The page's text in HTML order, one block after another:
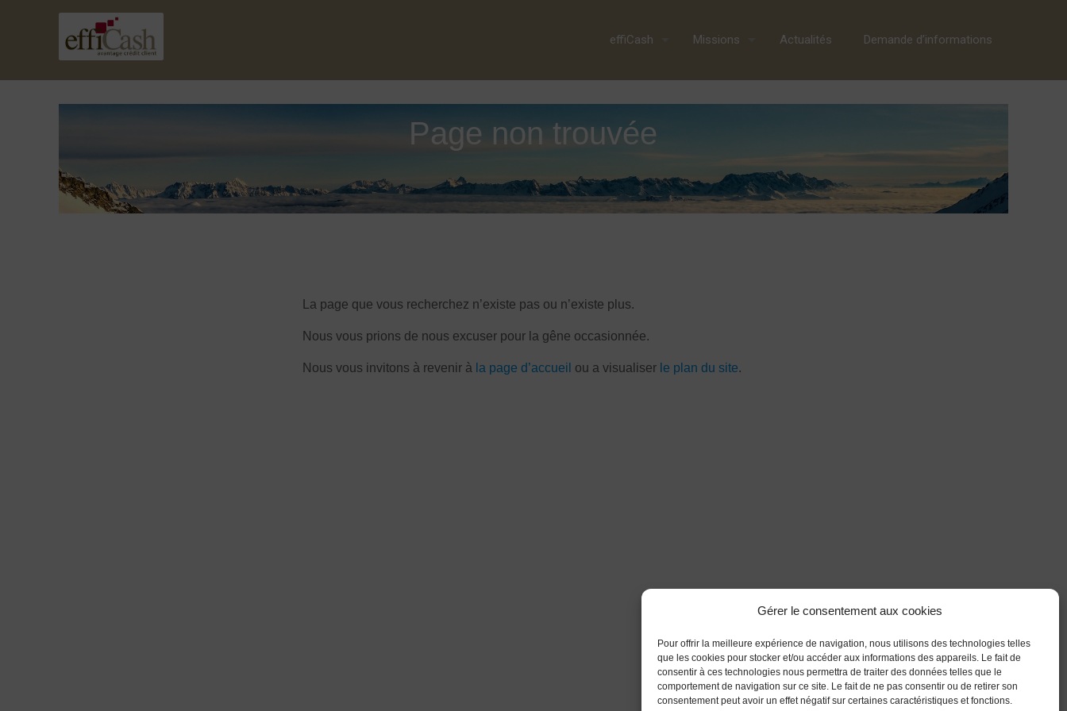
Gérer le consentement aux cookies
Pour offrir la meilleure expérience de navigation, nous utilisons des technologies telles
que les cookies pour stocker et/ou accéder aux informations des appareils. Le fait de
consentir à ces technologies nous permettra de traiter des données telles que le
comportement de navigation sur ce site. Le fait de ne pas consentir ou de retirer son
consentement peut avoir un effet négatif sur certaines caractéristiques et fonctions.
effiCash Missions Actualités Demande d’informations
Page non trouvée
La page que vous recherchez n’existe pas ou n’existe plus.
Nous vous prions de nous excuser pour la gêne occasionnée.
Nous vous invitons à revenir à la page d’accueil ou a visualiser le plan du site.